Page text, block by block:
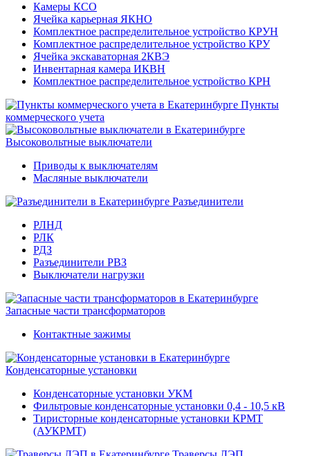
Камеры КСО
Ячейка карьерная ЯКНО
Комплектное распределительное устройство КРУН
Комплектное распределительное устройство КРУ
Ячейка экскаваторная 2КВЭ
Инвентарная камера ИКВН
Комплектное распределительное устройство КРН
Пункты
коммерческого учета
Высоковольтные выключатели
Приводы к выключателям
Масляные выключатели
Разъединители
РЛНД
РЛК
РДЗ
Разъединители РВЗ
Выключатели нагрузки
Запасные части трансформаторов
Контактные зажимы
Конденсаторные установки
Конденсаторные установки УКМ
Фильтровые конденсаторные установки 0,4 - 10,5 кВ
Тиристорные конденсаторные установки КРМТ
(АУКРМТ)